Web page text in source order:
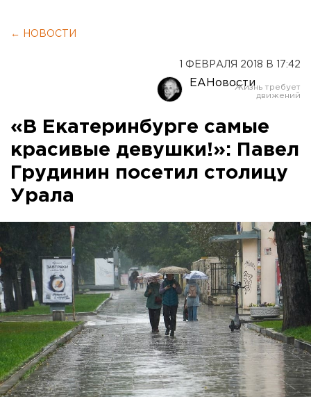
← НОВОСТИ
1 ФЕВРАЛЯ 2018 В 17:42
ЕАНовости
«В Екатеринбурге самые
красивые девушки!»: Павел
Грудинин посетил столицу
Урала